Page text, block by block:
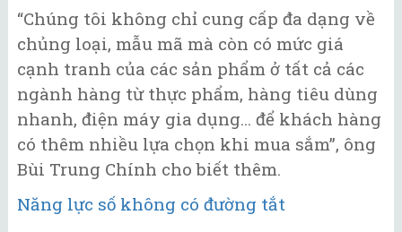
“Chúng tôi không chỉ cung cấp đa dạng về
chủng loại, mẫu mã mà còn có mức giá
cạnh tranh của các sản phẩm ở tất cả các
ngành hàng từ thực phẩm, hàng tiêu dùng
nhanh, điện máy gia dụng... để khách hàng
có thêm nhiều lựa chọn khi mua sắm”, ông
Bùi Trung Chính cho biết thêm.
Năng lực số không có đường tắt